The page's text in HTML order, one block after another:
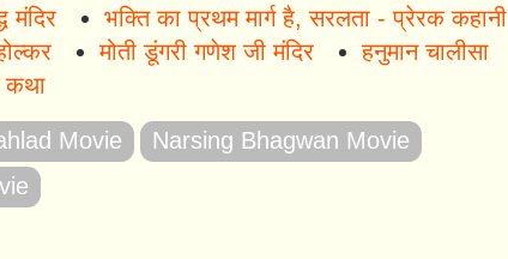
मंदिर
भक्ति का प्रथम मार्ग है, सरलता - प्रेरक कहानी
मोती डूंगरी गणेश जी मंदिर
हनुमान चालीसा
कथा
Movie
Narsing Bhagwan Movie